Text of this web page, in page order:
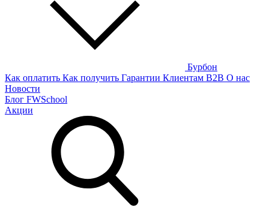
Бурбон
Как оплатить Как получить Гарантии Клиентам B2B О нас
Новости
Блог FWSchool
Акции